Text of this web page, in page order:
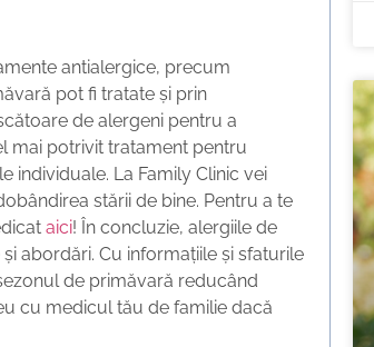
antialergice, precum
pot fi tratate și prin
de alergeni pentru a
mai potrivit tratament pentru
individuale. La Family Clinic vei
stării de bine. Pentru a te
aici! În concluzie, alergiile de
abordări. Cu informațiile și sfaturile
de primăvară reducând
cu medicul tău de familie dacă